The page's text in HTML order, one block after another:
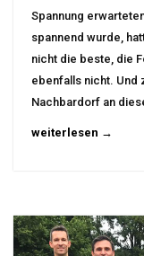
Spannung
spannend wurde,
nicht die beste, die
ebenfalls nicht. Und
Nachbardorf an
weiterlesen →